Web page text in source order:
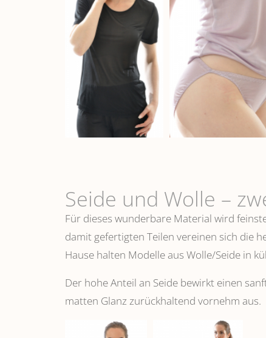
Seide und Wolle –
Für dieses wunderbare Material wird
damit gefertigten Teilen vereinen sich die
Hause halten Modelle aus Wolle/Seide in
Der hohe Anteil an Seide bewirkt einen
matten Glanz zurückhaltend vornehm aus.